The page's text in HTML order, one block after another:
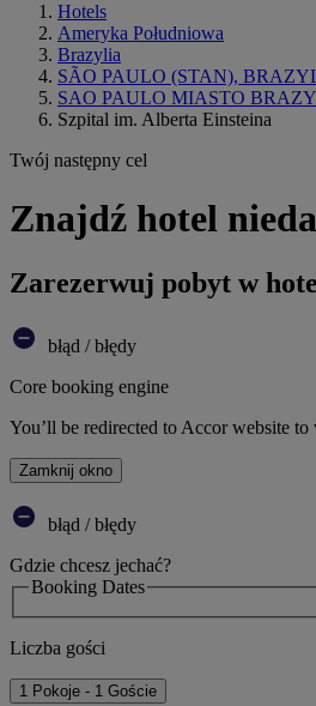
Hotels
Ameryka Południowa
Brazylia
SÃO PAULO (STAN),
SAO PAULO MIASTO
Szpital im. Alberta Einsteina
Twój następny cel
Znajdź hotel
Zarezerwuj pobyt w
błąd / błędy
Core booking engine
You’ll be redirected to Accor website
Zamknij okno
błąd / błędy
Gdzie chcesz jechać?
Booking Dates
Liczba gości
1 Pokoje - 1 Goście